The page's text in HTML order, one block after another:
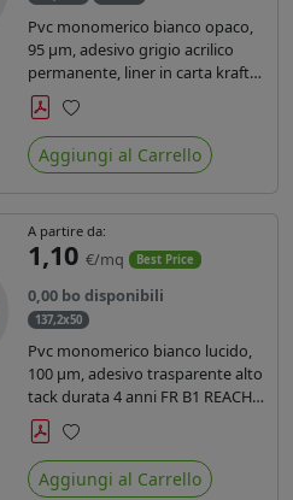
Pvc monomerico bianco opaco,
95 µm, adesivo grigio acrilico
permanente, liner in carta kraft
siliconata 135gr/mq. Durata 3
anni, certificato FR B1, conforme
al REACH, stampa con ink
solvente, ecosolvente, uv e latex (
Preferiti
Aggiungi al Carrello
A partire da:
1,10 €/mq Best Price
0,00 bo disponibili
137,2x50
Pvc monomerico bianco lucido,
100 µm, adesivo trasparente alto
tack durata 4 anni FR B1 REACH
per stampa solvente ecosolvente
uv latex, Liner in carta KRAFT
monosiliconata 135gr. brand
Intercoat.
Preferiti
Aggiungi al Carrello